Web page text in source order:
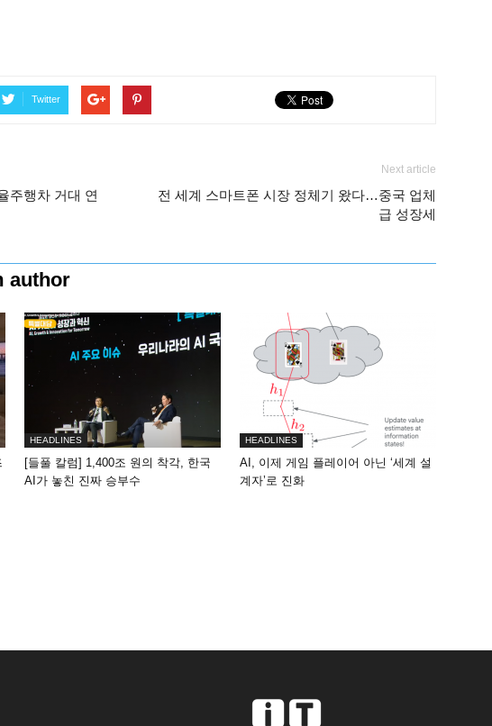
Twitter
주행차 거대 연
Next article
전 세계 스마트폰 시장 정체기 왔다…중국 업체
급 성장세
author
HEADLINES
[들풀 칼럼] 1,400조 원의 착각, 한국
AI가 놓친 진짜 승부수
HEADLINES
AI, 이제 게임 플레이어 아닌 ‘세계 설
계자’로 진화